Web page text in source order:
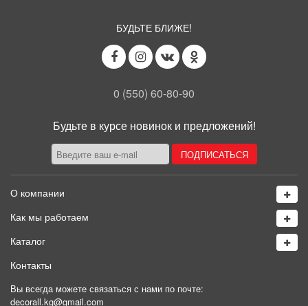
БУДЬТЕ БЛИЖЕ!
0 (550) 60-80-90
Будьте в курсе новинок и предложений!
О компании
Как мы работаем
Каталог
Контакты
Вы всегда можете связаться с нами по почте:
decorall.kg@gmail.com